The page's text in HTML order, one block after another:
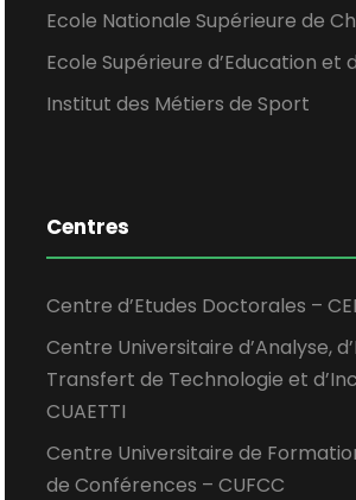
Ecole Nationale Supérieure de
Ecole Supérieure d’Education et
Institut des Métiers de Sport
Centres
Centre d’Etudes Doctorales –
Centre Universitaire d’Analyse,
Transfert de Technologie et
CUAETTI
Centre Universitaire de
de Conférences – CUFCC